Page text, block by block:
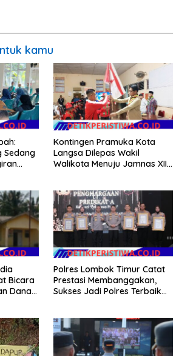
kamu
Sedang
Kontingen Pramuka Kota
Langsa Dilepas Wakil
Walikota Menuju Jamnas XII
Bicara
Dana
Polres Lombok Timur Catat
Prestasi Membanggakan,
Sukses Jadi Polres Terbaik